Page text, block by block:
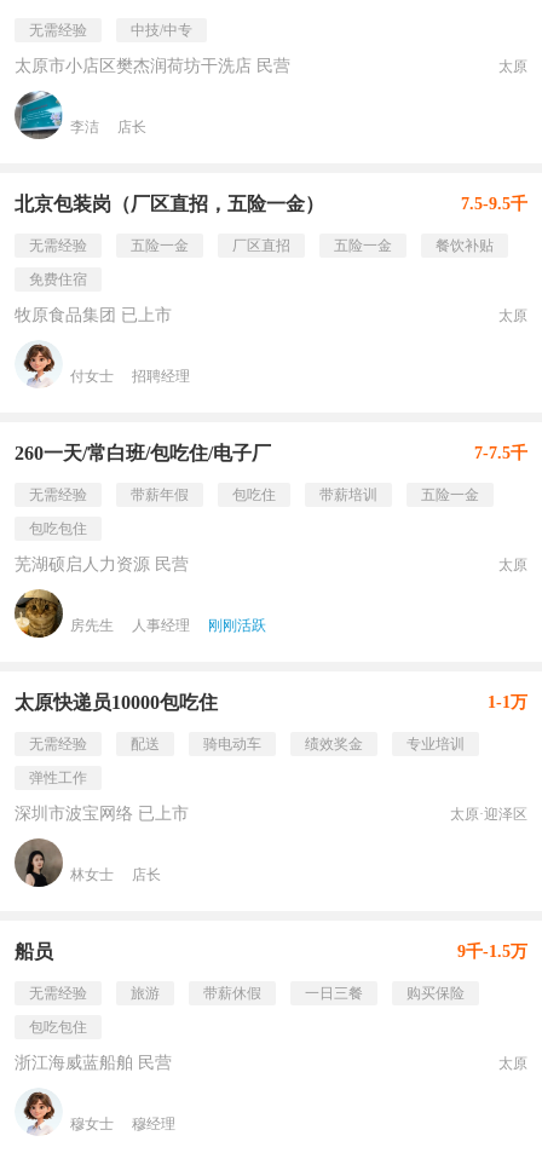
无需经验 中技/中专
太原市小店区樊杰润荷坊干洗店 民营 太原
李洁 店长
北京包装岗（厂区直招，五险一金） 7.5-9.5千
无需经验 五险一金 厂区直招 五险一金
餐饮补贴
免费住宿
牧原食品集团 已上市 太原
付女士 招聘经理
260一天/常白班/包吃住/电子厂 7-7.5千
无需经验 带薪年假 包吃住 带薪培训
五险一金
包吃包住
芜湖硕启人力资源 民营 太原
房先生 人事经理 刚刚活跃
太原快递员10000包吃住 1-1万
无需经验 配送 骑电动车 绩效奖金
专业培训
弹性工作
深圳市波宝网络 已上市 太原·迎泽区
林女士 店长
船员 9千-1.5万
无需经验 旅游 带薪休假 一日三餐
购买保险
包吃包住
浙江海威蓝船舶 民营 太原
穆女士 穆经理